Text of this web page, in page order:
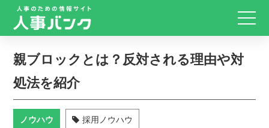
親ブロックとは？反対される理由や対
処法を紹介
ノウハウ 採用ノウハウ